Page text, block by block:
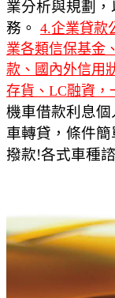
業分析與規劃
務。 4.企業貸款
業各類信保基金
款、國內外信用
存貨、LC融資，
機車借款利息
車轉貸，條件
撥款!各式車種